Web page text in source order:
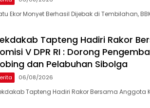
Ekor Monyet Berhasil Dijebak di Tembilahan,
Tapteng Hadiri Rakor
V DPR RI : Dorong
dan Pelabuhan Sibolga
06/08/2026
Tapteng Hadiri Rakor Bersama Anggota